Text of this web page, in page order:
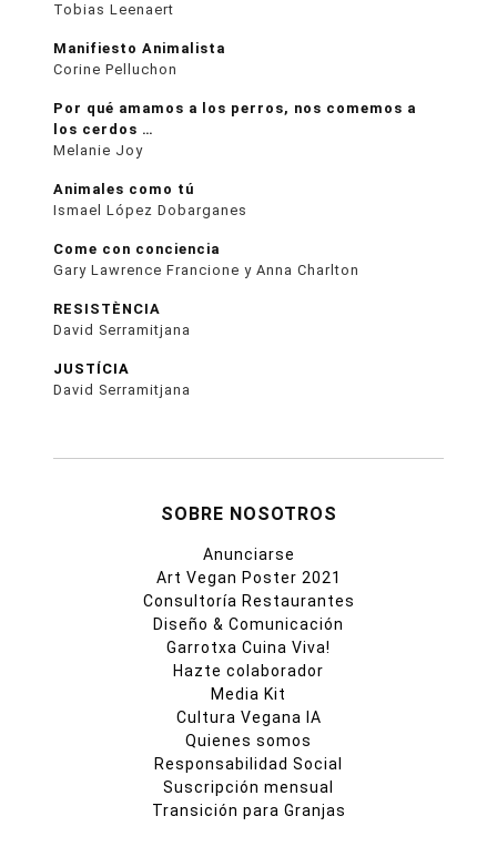
Tobias Leenaert
Manifiesto Animalista
Corine Pelluchon
Por qué amamos a los perros, nos comemos a
los cerdos …
Melanie Joy
Animales como tú
Ismael López Dobarganes
Come con conciencia
Gary Lawrence Francione y Anna Charlton
RESISTÈNCIA
David Serramitjana
JUSTÍCIA
David Serramitjana
SOBRE NOSOTROS
Anunciarse
Art Vegan Poster 2021
Consultoría Restaurantes
Diseño & Comunicación
Garrotxa Cuina Viva!
Hazte colaborador
Media Kit
Cultura Vegana IA
Quienes somos
Responsabilidad Social
Suscripción mensual
Transición para Granjas